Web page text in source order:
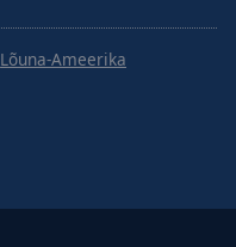
Lõuna-Ameerika